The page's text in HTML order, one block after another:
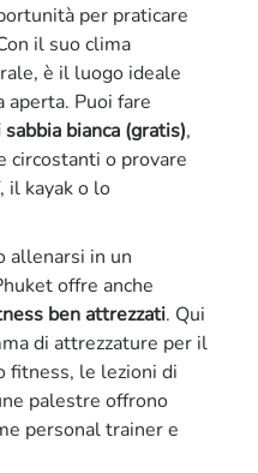
per praticare
il suo clima
è il luogo ideale
aperta. Puoi fare
bianca (gratis),
circostanti o provare
il kayak o lo
allenarsi in un
offre anche
ben attrezzati. Qui
di attrezzature per il
fitness, le lezioni di
palestre offrono
personal trainer e